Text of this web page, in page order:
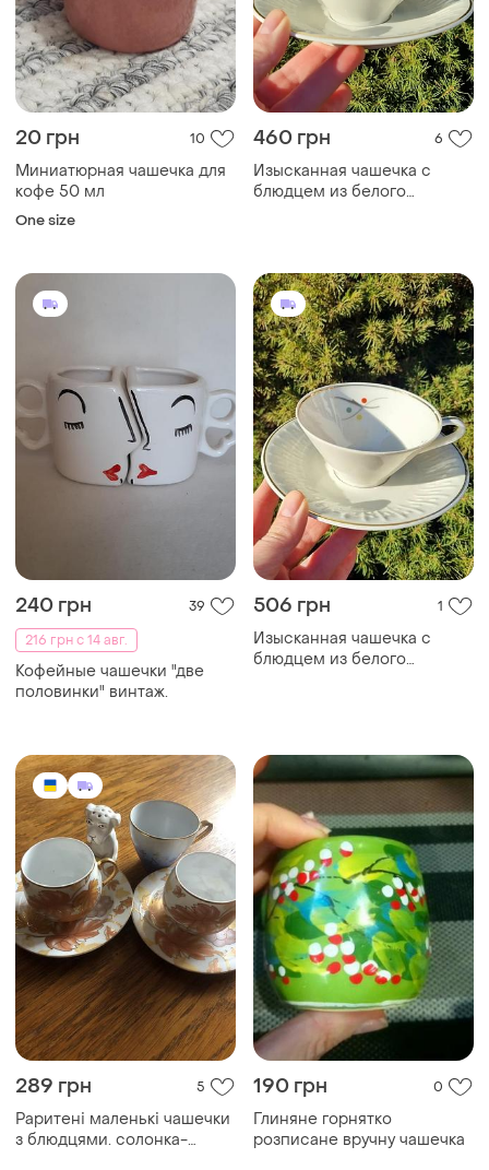
20 грн 10
Миниатюрная чашечка для
кофе 50 мл
One size
460 грн 6
Изысканная чашечка с
блюдцем из белого
240 грн
39
216 грн с 14 авг.
Кофейные чашечки "две
половинки" винтаж.
506 грн 1
Изысканная чашечка с
блюдцем из белого
289 грн 5
Раритені маленькі чашечки
з блюдцями. солонка-
190 грн 0
Глиняне горнятко
розписане вручну чашечка